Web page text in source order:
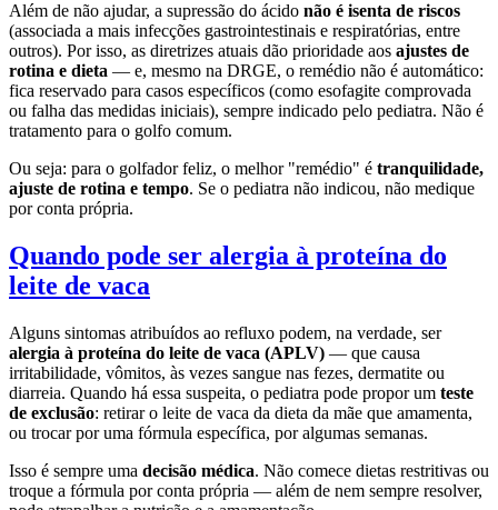
Além de não ajudar, a supressão do ácido não é isenta de riscos
(associada a mais infecções gastrointestinais e respiratórias, entre
outros). Por isso, as diretrizes atuais dão prioridade aos ajustes de
rotina e dieta — e, mesmo na DRGE, o remédio não é automático:
fica reservado para casos específicos (como esofagite comprovada
ou falha das medidas iniciais), sempre indicado pelo pediatra. Não é
tratamento para o golfo comum.
Ou seja: para o golfador feliz, o melhor "remédio" é tranquilidade,
ajuste de rotina e tempo. Se o pediatra não indicou, não medique
por conta própria.
Quando pode ser alergia à proteína do
leite de vaca
Alguns sintomas atribuídos ao refluxo podem, na verdade, ser
alergia à proteína do leite de vaca (APLV) — que causa
irritabilidade, vômitos, às vezes sangue nas fezes, dermatite ou
diarreia. Quando há essa suspeita, o pediatra pode propor um teste
de exclusão: retirar o leite de vaca da dieta da mãe que amamenta,
ou trocar por uma fórmula específica, por algumas semanas.
Isso é sempre uma decisão médica. Não comece dietas restritivas ou
troque a fórmula por conta própria — além de nem sempre resolver,